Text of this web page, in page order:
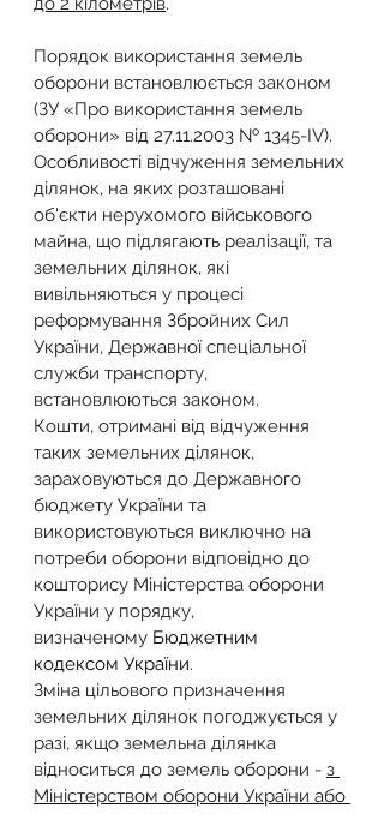
Порядок використання земель
оборони встановлюється законом
(ЗУ «Про використання земель
оборони» від 27.11.2003 № 1345-IV).
Особливості відчуження земельних
ділянок, на яких розташовані
об'єкти нерухомого військового
майна, що підлягають реалізації, та
земельних ділянок, які
вивільняються у процесі
реформування Збройних Сил
України, Державної спеціальної
служби транспорту,
встановлюються законом.
Кошти, отримані від відчуження
таких земельних ділянок,
зараховуються до Державного
бюджету України та
використовуються виключно на
потреби оборони відповідно до
кошторису Міністерства оборони
України у порядку,
визначеному Бюджетним
кодексом України.
Зміна цільового призначення
земельних ділянок погоджується у
разі, якщо земельна ділянка
відноситься до земель оборони - з
Міністерством оборони України або